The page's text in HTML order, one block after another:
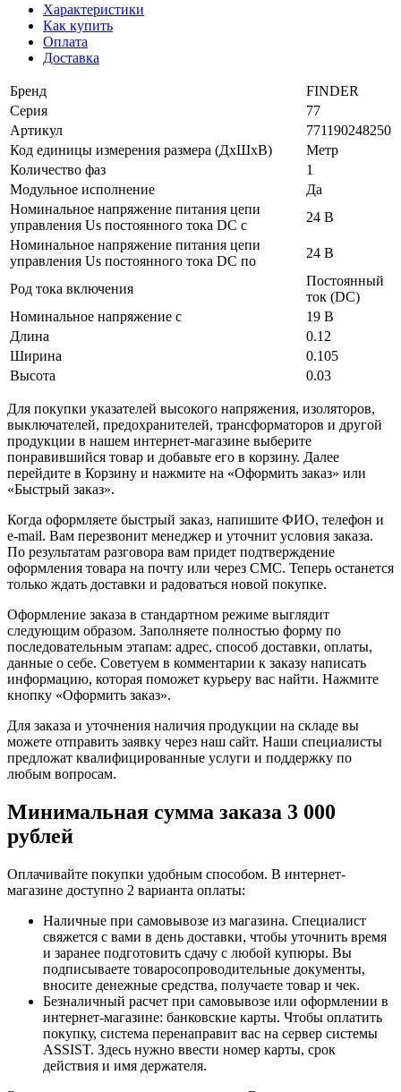
Характеристики
Как купить
Оплата
Доставка
Бренд
FINDER
Серия
77
Артикул
771190248250
Код единицы измерения размера (ДхШхВ)
Метр
Количество фаз
1
Модульное исполнение
Да
Номинальное напряжение питания цепи
управления Us постоянного тока DC с
24 В
Номинальное напряжение питания цепи
управления Us постоянного тока DC по
24 В
Род тока включения
Постоянный
ток (DC)
Номинальное напряжение с
19 В
Длина
0.12
Ширина
0.105
Высота
0.03
Для покупки указателей высокого напряжения, изоляторов,
выключателей, предохранителей, трансформаторов и другой
продукции в нашем интернет-магазине выберите
понравившийся товар и добавьте его в корзину. Далее
перейдите в Корзину и нажмите на «Оформить заказ» или
«Быстрый заказ».
Когда оформляете быстрый заказ, напишите ФИО, телефон и
e-mail. Вам перезвонит менеджер и уточнит условия заказа.
По результатам разговора вам придет подтверждение
оформления товара на почту или через СМС. Теперь останется
только ждать доставки и радоваться новой покупке.
Оформление заказа в стандартном режиме выглядит
следующим образом. Заполняете полностью форму по
последовательным этапам: адрес, способ доставки, оплаты,
данные о себе. Советуем в комментарии к заказу написать
информацию, которая поможет курьеру вас найти. Нажмите
кнопку «Оформить заказ».
Для заказа и уточнения наличия продукции на складе вы
можете отправить заявку через наш сайт. Наши специалисты
предложат квалифицированные услуги и поддержку по
любым вопросам.
Минимальная сумма заказа 3 000
рублей
Оплачивайте покупки удобным способом. В интернет-
магазине доступно 2 варианта оплаты:
Наличные при самовывозе из магазина. Специалист
свяжется с вами в день доставки, чтобы уточнить время
и заранее подготовить сдачу с любой купюры. Вы
подписываете товаросопроводительные документы,
вносите денежные средства, получаете товар и чек.
Безналичный расчет при самовывозе или оформлении в
интернет-магазине: банковские карты. Чтобы оплатить
покупку, система перенаправит вас на сервер системы
ASSIST. Здесь нужно ввести номер карты, срок
действия и имя держателя.